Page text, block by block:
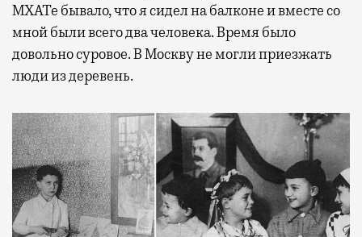
МХАТе бывало, что я сидел на балконе и вместе со
мной были всего два человека. Время было
довольно суровое. В Москву не могли приезжать
люди из деревень.